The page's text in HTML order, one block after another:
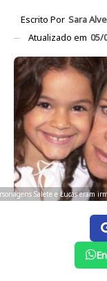
Escrito Por Sara
Atualizado em 05/
Salete e Lucas eram